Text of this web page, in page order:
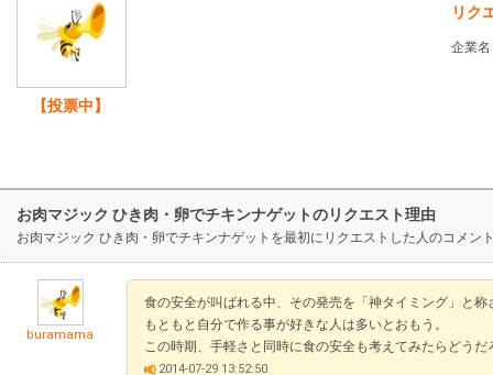
【投票中】
リク
企業
お肉マジック ひき肉・卵でチキンナゲットのリクエスト理由
お肉マジック ひき肉・卵でチキンナゲットを最初にリクエストした人のコメン
buramama
食の安全が叫ばれる中、その発売を「神タイミング」と称
もともと自分で作る事が好きな人は多いとおもう。
この時期、手軽さと同時に食の安全も考えてみたらどうだ
2014-07-29 13:52:50